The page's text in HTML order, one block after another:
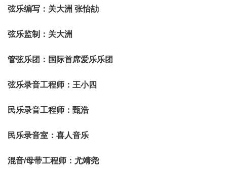
弦乐编写：关大洲 张怡劼
弦乐监制：关大洲
管弦乐团：国际首席爱乐乐团
弦乐录音工程师：王小四
民乐录音工程师：甄浩
民乐录音室：喜人音乐
混音/母带工程师：尤靖尧